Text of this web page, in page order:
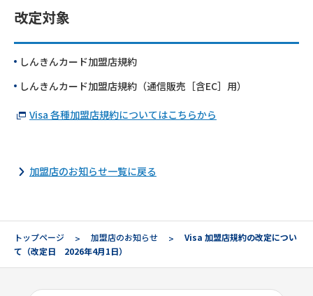
改定対象
しんきんカード加盟店規約
しんきんカード加盟店規約（通信販売［含EC］用）
Visa 各種加盟店規約についてはこちらから
加盟店のお知らせ一覧に戻る
トップページ 加盟店のお知らせ
Visa 加盟店規約の改定につい
て（改定日 2026年4月1日）